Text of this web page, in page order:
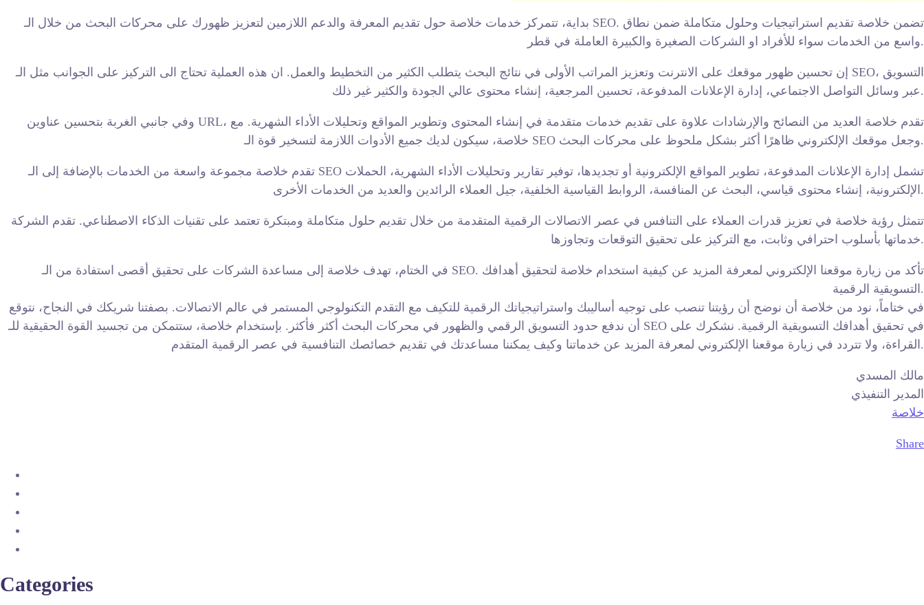
بداية، تتمركز خدمات خلاصة حول تقديم المعرفة والدعم اللازمين لتعزيز ظهورك على محركات البحث من خلال الـ SEO. تضمن خلاصة تقديم استراتيجيات وحلول متكاملة ضمن نطاق
واسع من الخدمات سواء للأفراد او الشركات الصغيرة والكبيرة العاملة في قطر.
إن تحسين ظهور موقعك على الانترنت وتعزيز المراتب الأولى في نتائج البحث يتطلب الكثير من التخطيط والعمل. ان هذه العملية تحتاج الى التركيز على الجوانب مثل الـ SEO، التسويق
عبر وسائل التواصل الاجتماعي، إدارة الإعلانات المدفوعة، تحسين المرجعية، إنشاء محتوى عالي الجودة والكثير غير ذلك.
وفي جانبي الغربة بتحسين عناوين URL، تقدم خلاصة العديد من النصائح والإرشادات علاوة على تقديم خدمات متقدمة في إنشاء المحتوى وتطوير المواقع وتحليلات الأداء الشهرية. مع
خلاصة، سيكون لديك جميع الأدوات اللازمة لتسخير قوة الـ SEO وجعل موقعك الإلكتروني ظاهرًا أكثر بشكل ملحوظ على محركات البحث.
تقدم خلاصة مجموعة واسعة من الخدمات بالإضافة إلى الـ SEO تشمل إدارة الإعلانات المدفوعة، تطوير المواقع الإلكترونية أو تجديدها، توفير تقارير وتحليلات الأداء الشهرية، الحملات
الإلكترونية، إنشاء محتوى قياسي، البحث عن المنافسة، الروابط القياسية الخلفية، جيل العملاء الرائدين والعديد من الخدمات الأخرى.
تتمثل رؤية خلاصة في تعزيز قدرات العملاء على التنافس في عصر الاتصالات الرقمية المتقدمة من خلال تقديم حلول متكاملة ومبتكرة تعتمد على تقنيات الذكاء الاصطناعي. تقدم الشركة
خدماتها بأسلوب احترافي وثابت، مع التركيز على تحقيق التوقعات وتجاوزها.
في الختام، تهدف خلاصة إلى مساعدة الشركات على تحقيق أقصى استفادة من الـ SEO. تأكد من زيارة موقعنا الإلكتروني لمعرفة المزيد عن كيفية استخدام خلاصة لتحقيق أهدافك
التسويقية الرقمية.
في ختاماً، نود من خلاصة أن نوضح أن رؤيتنا تنصب على توجيه أساليبك واستراتيجياتك الرقمية للتكيف مع التقدم التكنولوجي المستمر في عالم الاتصالات. بصفتنا شريكك في النجاح، نتوقع
أن ندفع حدود التسويق الرقمي والظهور في محركات البحث أكثر فأكثر. بإستخدام خلاصة، ستتمكن من تجسيد القوة الحقيقية للـ SEO في تحقيق أهدافك التسويقية الرقمية. نشكرك على
القراءة، ولا تتردد في زيارة موقعنا الإلكتروني لمعرفة المزيد عن خدماتنا وكيف يمكننا مساعدتك في تقديم خصائصك التنافسية في عصر الرقمية المتقدم.
مالك المسدي
المدير التنفيذي
خلاصة
Share
Categories